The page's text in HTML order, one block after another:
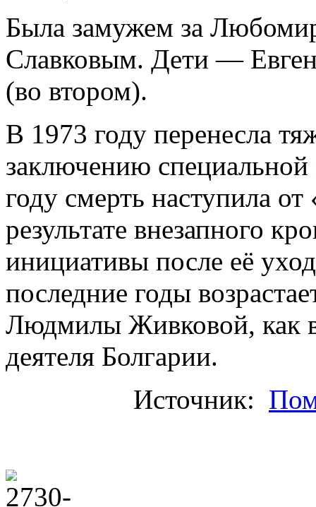
Была замужем за
Славковым. Дети —
(во втором).
В 1973 году перенесла
заключению
году смерть наступила
результате внезапного
инициативы после её
последние годы
Людмилы Живковой, как
деятеля Болгарии.
Источник: